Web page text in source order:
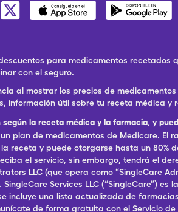
para medicamentos
con el seguro.
al mostrar los precios de
información útil sobre tu receta médica
la receta médica y la farmacia, y
plan de medicamentos de Medicare.
receta y puede otorgarse hasta un 80%
el servicio, sin embargo, tendrá el
LLC (que opera como “SingleCare
SingleCare Services LLC
incluye una lista actualizada de
de forma gratuita con el Servicio